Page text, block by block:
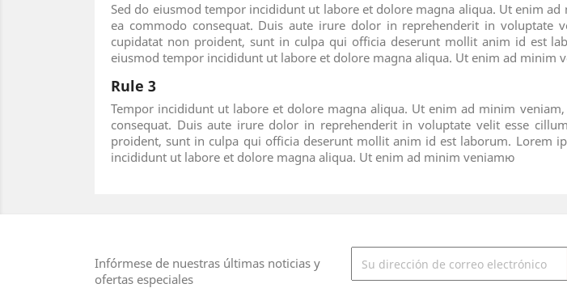
Sed do eiusmod tempor incididunt ut labore et dolore magna aliqua. Ut enim
ea commodo consequat. Duis aute irure dolor in reprehenderit in voluptate
cupidatat non proident, sunt in culpa qui officia deserunt mollit anim id est
eiusmod tempor incididunt ut labore et dolore magna aliqua. Ut enim ad minim
Rule 3
Tempor incididunt ut labore et dolore magna aliqua. Ut enim ad minim
consequat. Duis aute irure dolor in reprehenderit in voluptate velit esse
proident, sunt in culpa qui officia deserunt mollit anim id est laborum. Lorem
incididunt ut labore et dolore magna aliqua. Ut enim ad minim veniamю
Infórmese de nuestras últimas noticias y
ofertas especiales